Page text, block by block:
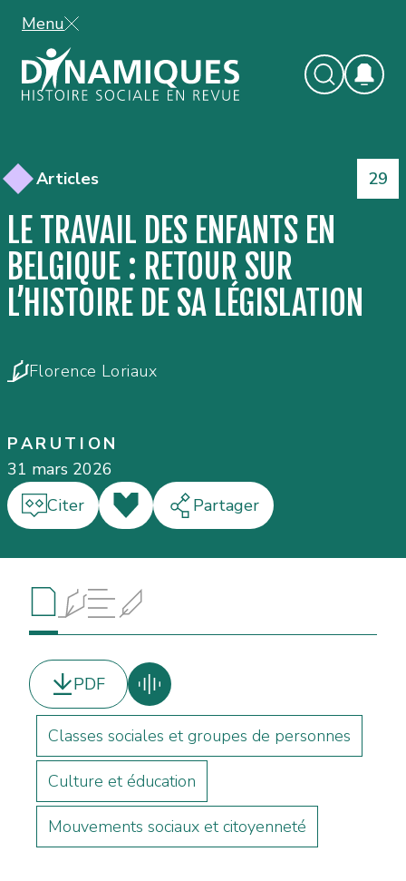
Menu
Articles 29
LE TRAVAIL DES ENFANTS EN
BELGIQUE : RETOUR SUR
L’HISTOIRE DE SA LÉGISLATION
Florence Loriaux
PARUTION
31 mars 2026
Citer
J'aime Partager
ArticleAuteur·e·s
Table des matières
Informations
PDF
Classes sociales et groupes de personnes
Culture et éducation
Mouvements sociaux et citoyenneté